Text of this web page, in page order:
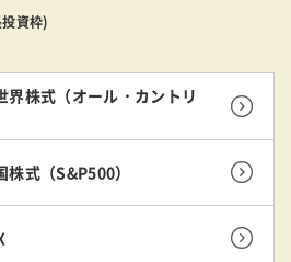
資枠)
株式（オール・カントリ
式（S&P500）